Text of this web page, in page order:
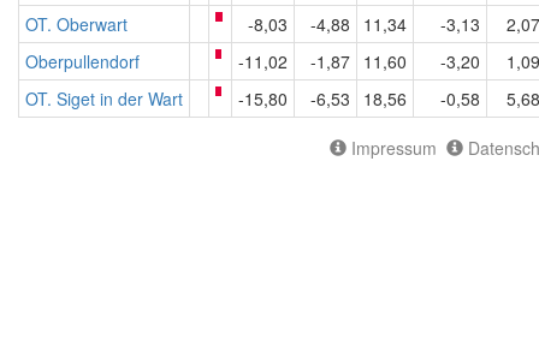
OT. Oberwart
-8,03 -4,88 11,34 -3,13
2,07
Oberpullendorf
-11,02 -1,87 11,60 -3,20
1,09
OT. Siget in der Wart
-15,80 -6,53 18,56 -0,58 5,68
Impressum